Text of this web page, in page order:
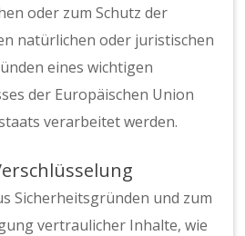
oder zum Schutz der
natürlichen oder juristischen
eines wichtigen
der Europäischen Union
verarbeitet werden.
Sicherheitsgründen und zum
vertraulicher Inhalte, wie